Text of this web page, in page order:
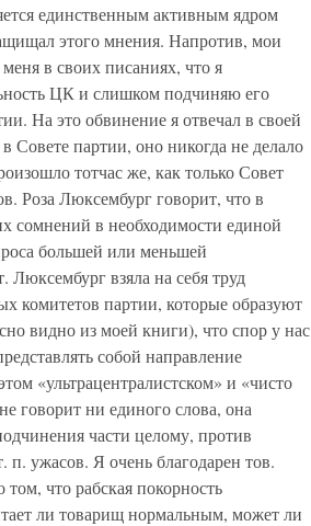
единственным активным ядром
этого мнения. Напротив, мои
в своих писаниях, что я
ЦК и слишком подчиняю его
На это обвинение я отвечал в своей
Совете партии, оно никогда не делало
тотчас же, как только Совет
Роза Люксембург говорит, что в
сомнений в необходимости единой
большей или меньшей
взяла на себя труд
комитетов партии, которые образуют
видно из моей книги), что спор у нас
собой направление
«ультрацентралистском» и «чисто
говорит ни единого слова, она
части целому, против
п. ужасов. Я очень благодарен тов.
что рабская покорность
ли товарищ нормальным, может ли